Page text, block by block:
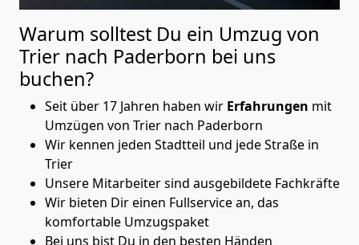
Warum solltest Du ein Umzug von
Trier nach Paderborn bei uns
buchen?
Seit über 17 Jahren haben wir Erfahrungen mit
Umzügen von Trier nach Paderborn
Wir kennen jeden Stadtteil und jede Straße in
Trier
Unsere Mitarbeiter sind ausgebildete Fachkräfte
Wir bieten Dir einen Fullservice an, das
komfortable Umzugspaket
Bei uns bist Du in den besten Händen